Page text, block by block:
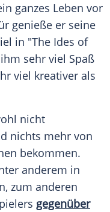
ganzes Leben vor
genieße er seine
in "The Ides of
sehr viel Spaß
viel kreativer als
nicht
nichts mehr von
bekommen.
anderem in
zum anderen
gegenüber